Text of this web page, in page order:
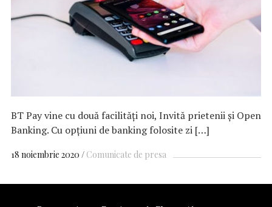
BT Pay vine cu două facilităţi noi, Invită prietenii şi Open
Banking. Cu opţiuni de banking folosite zi […]
18 noiembrie 2020 Comunicate de presa